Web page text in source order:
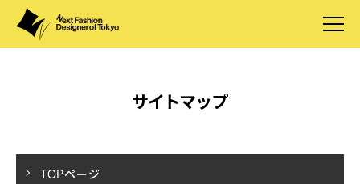
サイトマップ
TOPページ